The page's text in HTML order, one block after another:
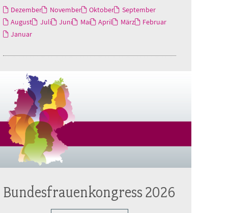
Dezember November Oktober
September
August
Juli Juni Mai April März
Februar
Januar
Bundesfrauenkongress 2026